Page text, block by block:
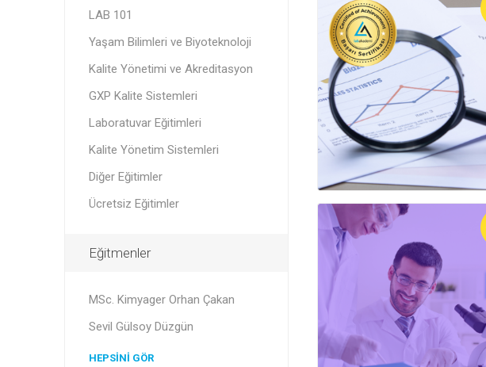
LAB 101
Yaşam Bilimleri ve Biyoteknoloji
Kalite Yönetimi ve Akreditasyon
GXP Kalite Sistemleri
Laboratuvar Eğitimleri
Kalite Yönetim Sistemleri
Diğer Eğitimler
Ücretsiz Eğitimler
Eğitmenler
MSc. Kimyager Orhan Çakan
Sevil Gülsoy Düzgün
HEPSINI GÖR